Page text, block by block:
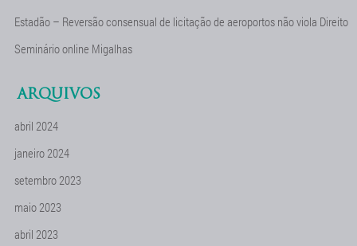
Estadão – Reversão consensual de licitação de aeroportos não viola Direito
Seminário online Migalhas
ARQUIVOS
abril 2024
janeiro 2024
setembro 2023
maio 2023
abril 2023